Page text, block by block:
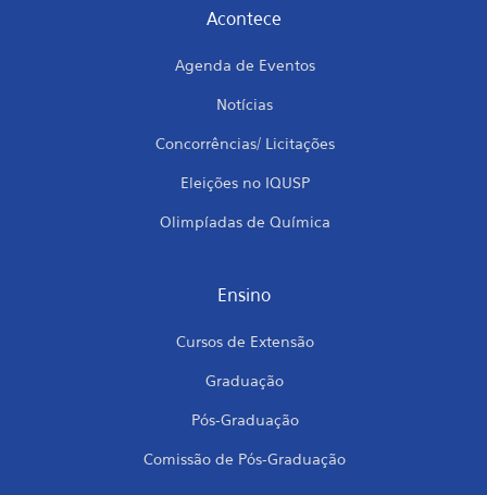
Acontece
Agenda de Eventos
Notícias
Concorrências/ Licitações
Eleições no IQUSP
Olimpíadas de Química
Ensino
Cursos de Extensão
Graduação
Pós-Graduação
Comissão de Pós-Graduação